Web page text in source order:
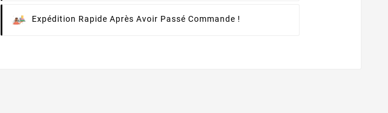
Expédition Rapide Après Avoir Passé Commande !